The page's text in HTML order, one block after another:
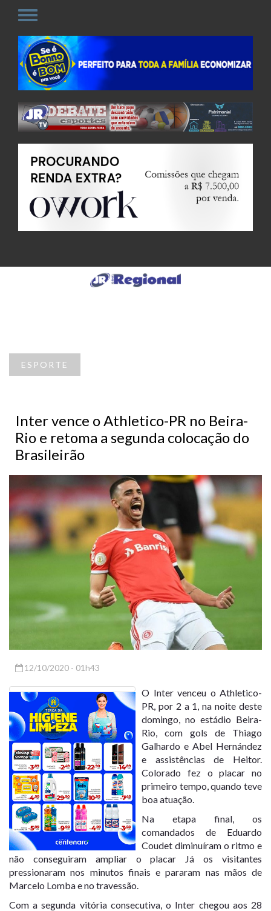
ESPORTE
Inter vence o Athletico-PR no Beira-
Rio e retoma a segunda colocação do
Brasileirão
12/10/2020 - 01h43
O Inter venceu o Athletico-
PR, por 2 a 1, na noite deste
domingo, no estádio Beira-
Rio, com gols de Thiago
Galhardo e Abel Hernández
e assistências de Heitor.
Colorado fez o placar no
primeiro tempo, quando teve
boa atuação.
Na etapa final, os
comandados de Eduardo
Coudet diminuíram o ritmo e
não conseguiram ampliar o placar Já os visitantes
pressionaram nos minutos finais e pararam nas mãos de
Marcelo Lomba e no travessão.
Com a segunda vitória consecutiva, o Inter chegou aos 28